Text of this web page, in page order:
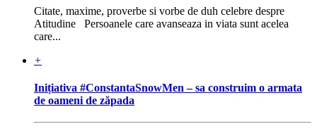
Citate, maxime, proverbe si vorbe de duh celebre despre
Atitudine Persoanele care avanseaza in viata sunt acelea
care...
+
Inițiativa #ConstantaSnowMen – sa construim o armata
de oameni de zăpada